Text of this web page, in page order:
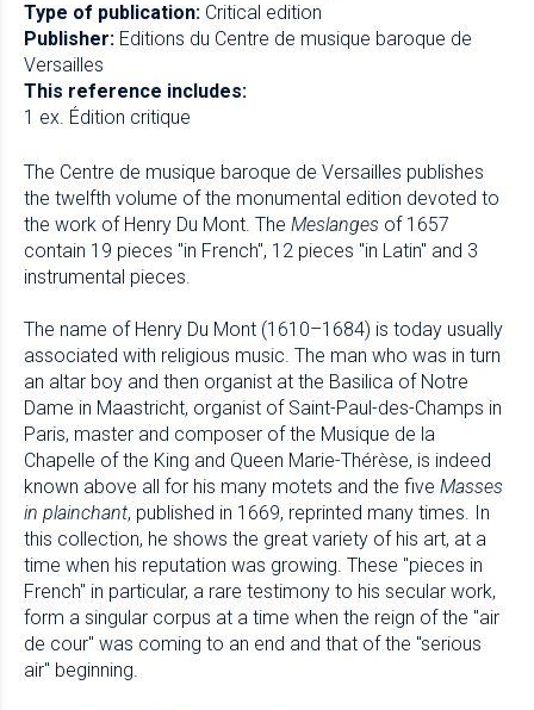
Type of publication: Critical edition
Publisher: Editions du Centre de musique baroque de
Versailles
This reference includes:
1 ex. Édition critique
The Centre de musique baroque de Versailles publishes
the twelfth volume of the monumental edition devoted to
the work of Henry Du Mont. The Meslanges of 1657
contain 19 pieces "in French", 12 pieces "in Latin" and 3
instrumental pieces.
The name of Henry Du Mont (1610–1684) is today usually
associated with religious music. The man who was in turn
an altar boy and then organist at the Basilica of Notre
Dame in Maastricht, organist of Saint-Paul-des-Champs in
Paris, master and composer of the Musique de la
Chapelle of the King and Queen Marie-Thérèse, is indeed
known above all for his many motets and the five Masses
in plainchant, published in 1669, reprinted many times. In
this collection, he shows the great variety of his art, at a
time when his reputation was growing. These "pieces in
French" in particular, a rare testimony to his secular work,
form a singular corpus at a time when the reign of the "air
de cour" was coming to an end and that of the "serious
air" beginning.